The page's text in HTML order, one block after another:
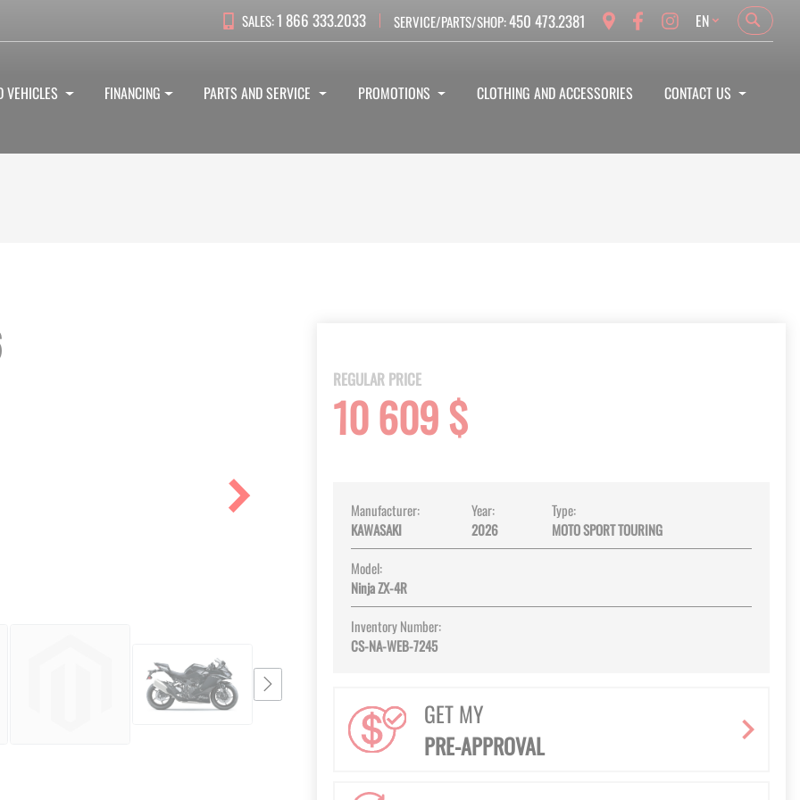
SALES:1 866 333.2033 SERVICE/PARTS/SHOP:450 473.2381
Search
Search
Language
EN
VEHICLES FINANCING PARTS AND SERVICE PROMOTIONS CLOTHING AND ACCESSORIES CONTACT US
REGULAR PRICE
10 609 $
Manufacturer:
KAWASAKI
Year:
2026
Type:
MOTO SPORT TOURING
Model:
Ninja ZX-4R
Inventory Number:
CS-NA-WEB-7245
GET MY
PRE-APPROVAL